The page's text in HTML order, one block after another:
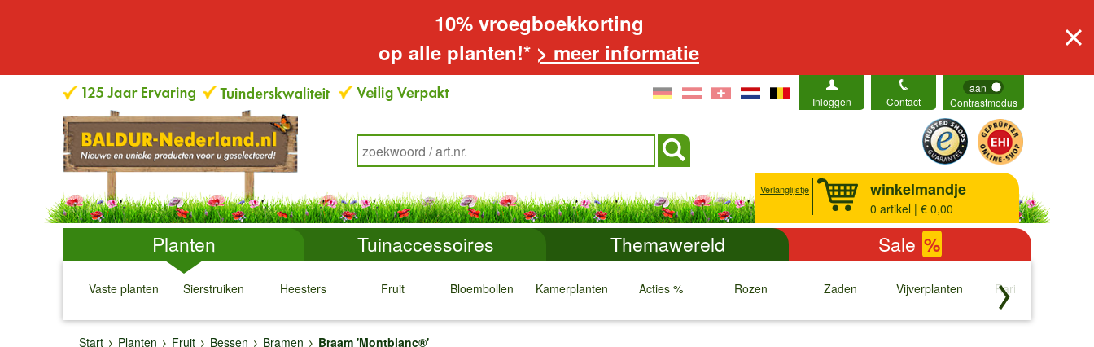
10% vroegboekkorting
op alle planten!* > meer informatie
Inloggen Contact
aan
Contrastmodus
Verlanglijstje winkelmandje
0 artikel | € 0,00
Planten Tuinaccessoires Themawereld Sale %
Vaste planten
↓
Sierstruiken
↓
Heesters
↓
Fruit
↓
Bloembollen
↓
Kamerplanten
↓
Acties %
↓
Rozen
↓
Zaden
↓
Vijverplanten
↓
Rariteiten
↓
Start
Planten Fruit Bessen Bramen Braam 'Montblanc®'